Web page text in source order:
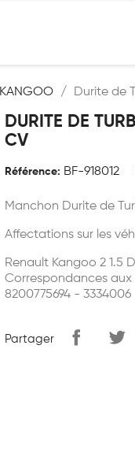
KANGOO Durite de
DURITE DE
CV
Référence: BF-918012
Manchon Durite de
Affectations sur les
Renault Kangoo 2 1.5
Correspondances aux
8200775694 - 3334006
Partager